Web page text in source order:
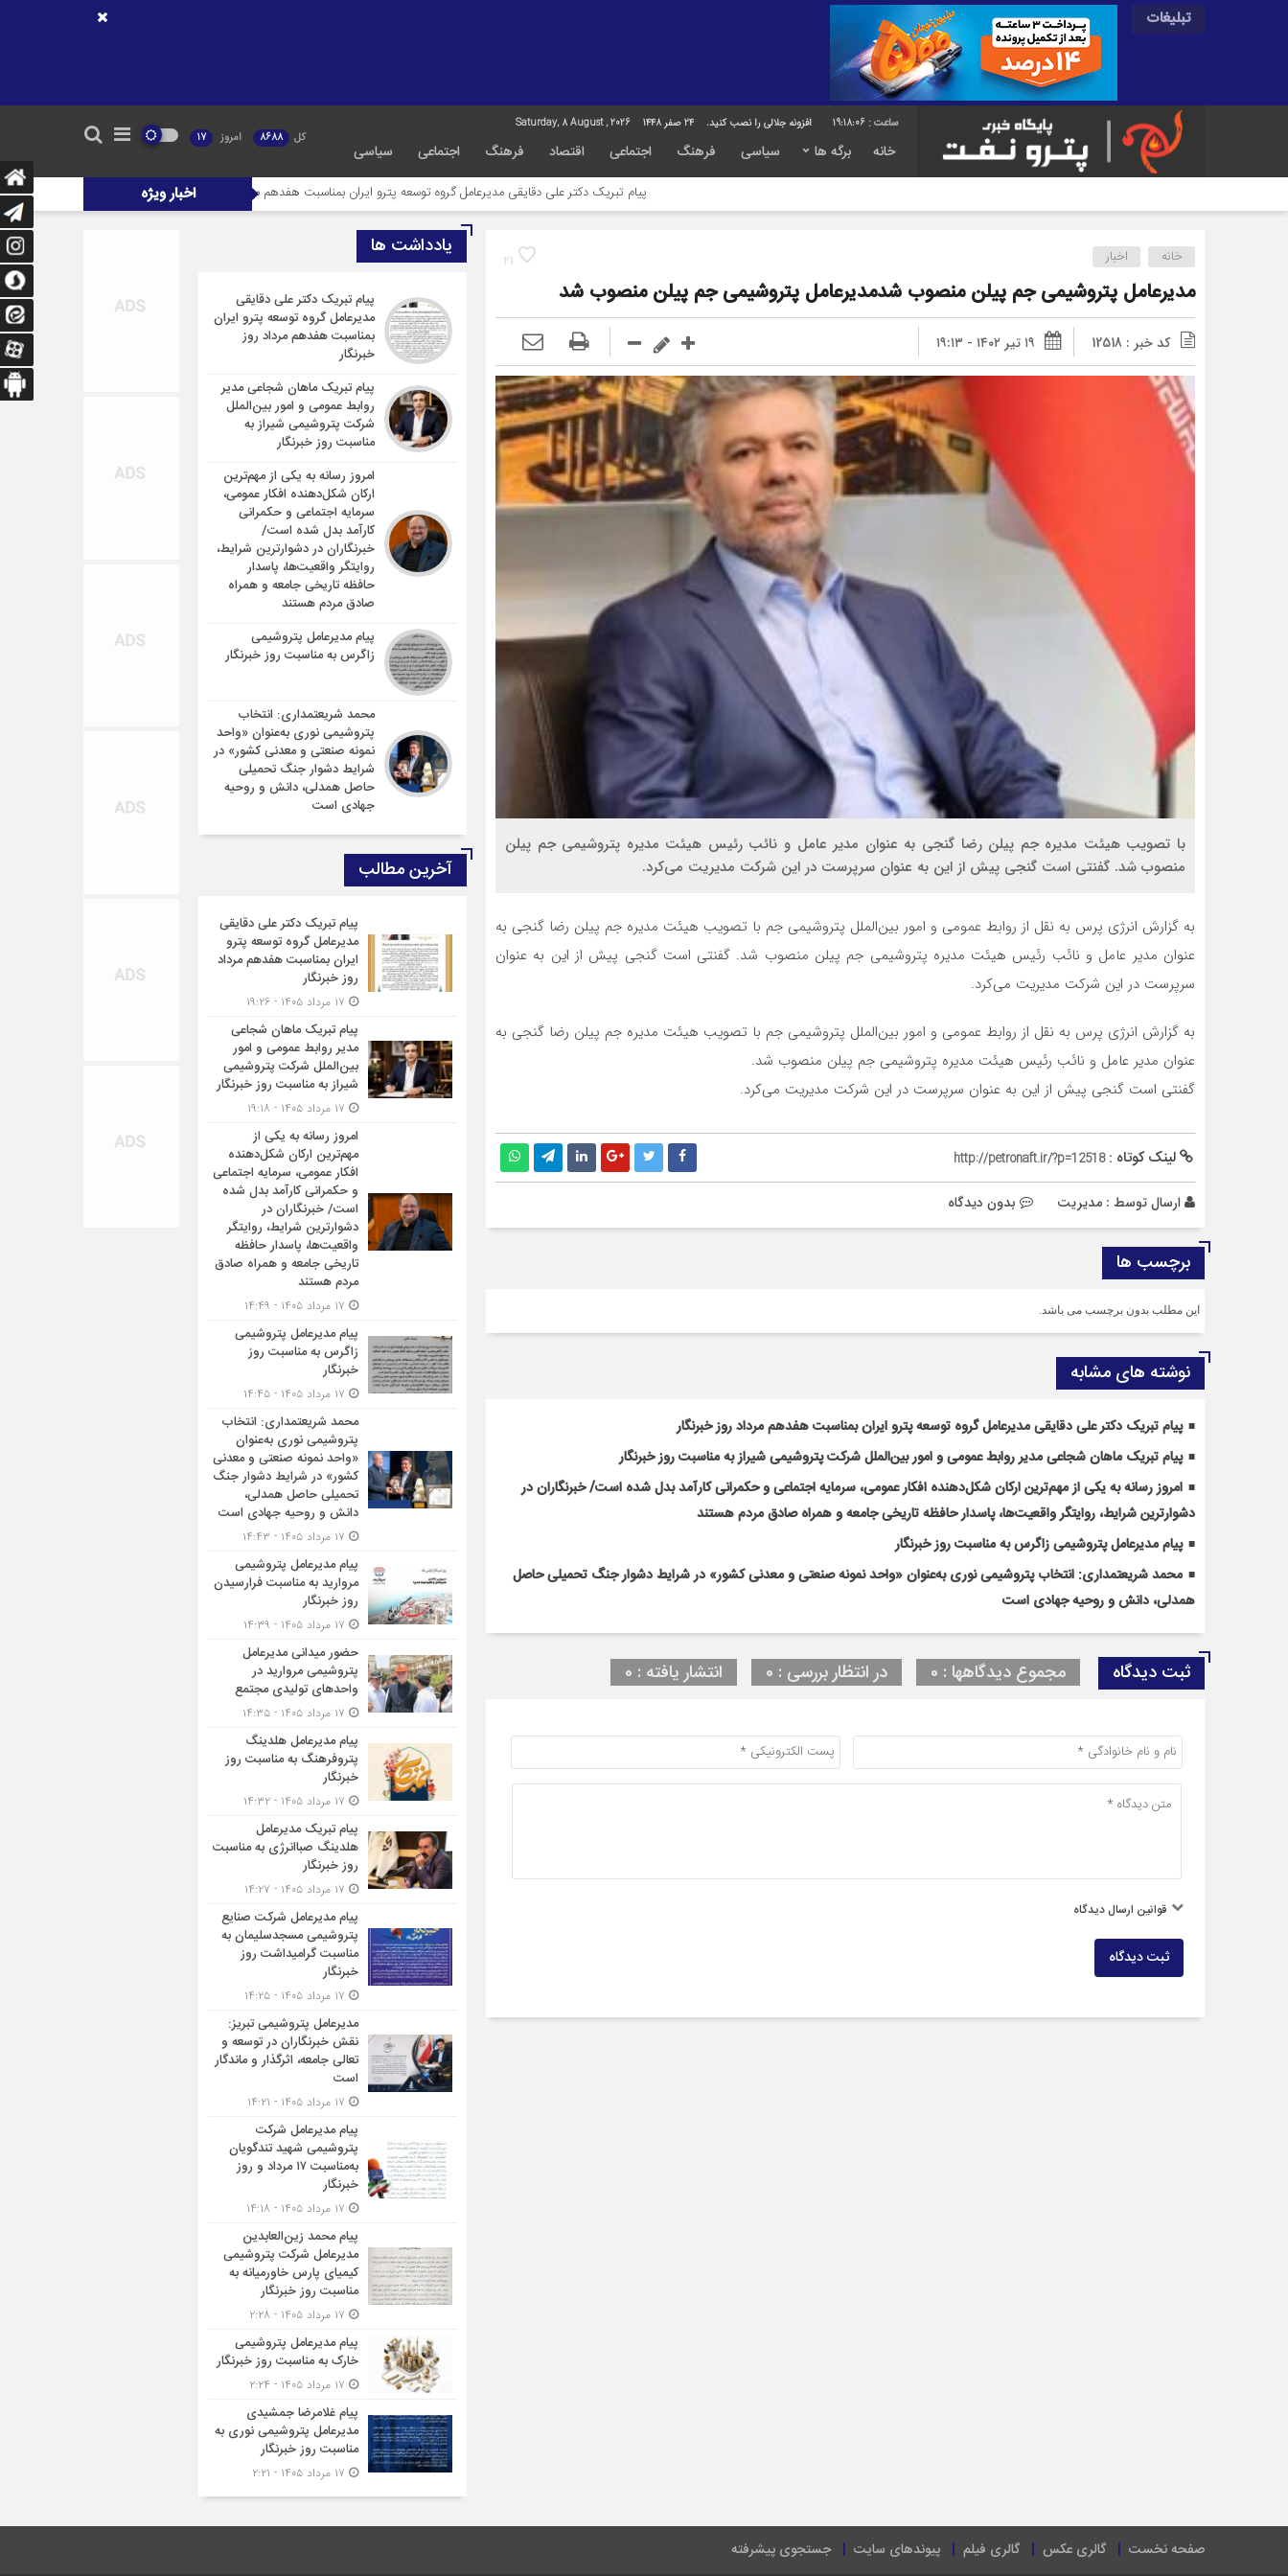
تبلیغات
19:18:07 افزونه جلالی را نصب کنید. 24 صفر 1448
خانه برگه ها سیاسی فرهنگ اجتماعی اقتصاد فرهنگ اجتماعی سیاسی
کل 8688 امروز 17
اخبار ویژه پیام تبریک دکتر علی دقایقی مدیرعامل گروه توسعه پترو ایران بمناسبت هفدهم مرداد روز خبرنگار پیام تبریک ماهان شجاعی مدیر روابط
21 خانه اخبار
مدیرعامل پتروشیمی جم پیلن منصوب شدمدیرعامل پتروشیمی جم پیلن منصوب شد
کد خبر : 12518 ۱۹ تیر ۱۴۰۲ - ۱۹:۱۳
با تصویب هیئت مدیره جم پیلن رضا گنجی به عنوان مدیر عامل و نائب رئیس هیئت مدیره پتروشیمی جم پیلن
منصوب شد. گفنتی است گنجی پیش از این به عنوان سرپرست در این شرکت مدیریت می‌کرد.
به گزارش انرژی پرس به نقل از روابط عمومی و امور بین‌الملل پتروشیمی جم با تصویب هیئت مدیره جم پیلن رضا گنجی به
عنوان مدیر عامل و نائب رئیس هیئت مدیره پتروشیمی جم پیلن منصوب شد. گفنتی است گنجی پیش از این به عنوان
سرپرست در این شرکت مدیریت می‌کرد.
به گزارش انرژی پرس به نقل از روابط عمومی و امور بین‌الملل پتروشیمی جم با تصویب هیئت مدیره جم پیلن رضا گنجی به
عنوان مدیر عامل و نائب رئیس هیئت مدیره پتروشیمی جم پیلن منصوب شد.
گفنتی است گنجی پیش از این به عنوان سرپرست در این شرکت مدیریت می‌کرد.
لینک کوتاه :http://petronaft.ir/?p=12518
ارسال توسط : مدیریت بدون دیدگاه
برچسب ها
این مطلب بدون برچسب می باشد.
نوشته های مشابه
پیام تبریک دکتر علی دقایقی مدیرعامل گروه توسعه پترو ایران بمناسبت هفدهم مرداد روز خبرنگار
پیام تبریک ماهان شجاعی مدیر روابط عمومی و امور بین‌الملل شرکت پتروشیمی شیراز به مناسبت روز خبرنگار
امروز رسانه به یکی از مهم‌ترین ارکان شکل‌دهنده افکار عمومی، سرمایه اجتماعی و حکمرانی کارآمد بدل شده است/ خبرنگاران در
دشوارترین شرایط، روایتگر واقعیت‌ها، پاسدار حافظه تاریخی جامعه و همراه صادق مردم هستند
پیام مدیرعامل پتروشیمی زاگرس به مناسبت روز خبرنگار
محمد شریعتمداری: انتخاب پتروشیمی نوری به‌عنوان «واحد نمونه صنعتی و معدنی کشور» در شرایط دشوار جنگ تحمیلی حاصل
همدلی، دانش و روحیه جهادی است
ثبت دیدگاه مجموع دیدگاهها : 0 در انتظار بررسی : 0 انتشار یافته : 0
قوانین ارسال دیدگاه
ثبت دیدگاه
یادداشت ها
پیام تبریک دکتر علی دقایقی
مدیرعامل گروه توسعه پترو ایران
بمناسبت هفدهم مرداد روز
خبرنگار
پیام تبریک ماهان شجاعی مدیر
روابط عمومی و امور بین‌الملل
شرکت پتروشیمی شیراز به
مناسبت روز خبرنگار
امروز رسانه به یکی از مهم‌ترین
ارکان شکل‌دهنده افکار عمومی،
سرمایه اجتماعی و حکمرانی
کارآمد بدل شده است/
خبرنگاران در دشوارترین شرایط،
روایتگر واقعیت‌ها، پاسدار
حافظه تاریخی جامعه و همراه
صادق مردم هستند
پیام مدیرعامل پتروشیمی
زاگرس به مناسبت روز خبرنگار
محمد شریعتمداری: انتخاب
پتروشیمی نوری به‌عنوان «واحد
نمونه صنعتی و معدنی کشور» در
شرایط دشوار جنگ تحمیلی
حاصل همدلی، دانش و روحیه
جهادی است
آخرین مطالب
پیام تبریک دکتر علی دقایقی
مدیرعامل گروه توسعه پترو
ایران بمناسبت هفدهم مرداد
روز خبرنگار
پیام تبریک ماهان شجاعی
مدیر روابط عمومی و امور
بین‌الملل شرکت پتروشیمی
شیراز به مناسبت روز خبرنگار
امروز رسانه به یکی از
مهم‌ترین ارکان شکل‌دهنده
افکار عمومی، سرمایه اجتماعی
و حکمرانی کارآمد بدل شده
است/ خبرنگاران در
دشوارترین شرایط، روایتگر
واقعیت‌ها، پاسدار حافظه
تاریخی جامعه و همراه صادق
مردم هستند
پیام مدیرعامل پتروشیمی
زاگرس به مناسبت روز
خبرنگار
محمد شریعتمداری: انتخاب
پتروشیمی نوری به‌عنوان
«واحد نمونه صنعتی و معدنی
کشور» در شرایط دشوار جنگ
تحمیلی حاصل همدلی،
دانش و روحیه جهادی است
پیام مدیرعامل پتروشیمی
مروارید به مناسبت فرارسیدن
روز خبرنگار
حضور میدانی مدیرعامل
پتروشیمی مروارید در
واحدهای تولیدی مجتمع
پیام مدیرعامل هلدینگ
پتروفرهنگ به مناسبت روز
خبرنگار
پیام تبریک مدیرعامل
هلدینگ صباانرژی به مناسبت
روز خبرنگار
پیام مدیرعامل شركت صنایع
پتروشیمی مسجدسلیمان به
مناسبت گرامیداشت روز
خبرنگار
مدیرعامل پتروشیمی تبریز:
نقش خبرنگاران در توسعه و
تعالی جامعه، اثرگذار و ماندگار
است
پیام مدیرعامل شرکت
پتروشیمی شهید تندگویان
به‌مناسبت ۱۷ مرداد و روز
خبرنگار
پیام محمد زین‌العابدین
مدیرعامل شرکت پتروشیمی
کیمیای پارس خاورمیانه به
مناسبت روز خبرنگار
پیام مدیرعامل پتروشیمی
خارک به مناسبت روز خبرنگار
پیام غلامرضا جمشیدی
مدیرعامل پتروشیمی نوری به
مناسبت روز خبرنگار
صفحه نخست گالری عکس گالری فیلم پیوندهای سایت جستجوی پیشرفته